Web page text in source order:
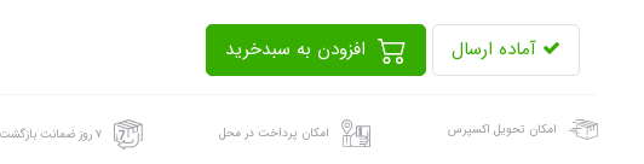
آماده ارسال
امکان تحویل اکسپرس امکان پرداخت در محل ۷ روز ضمانت بازگشت